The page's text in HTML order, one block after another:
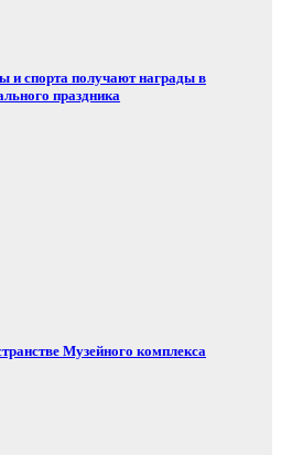
и спорта получают награды в
праздника
Музейного комплекса